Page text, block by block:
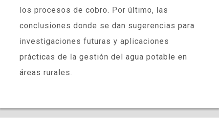
los procesos de cobro. Por último, las
conclusiones donde se dan sugerencias para
investigaciones futuras y aplicaciones
prácticas de la gestión del agua potable en
áreas rurales.